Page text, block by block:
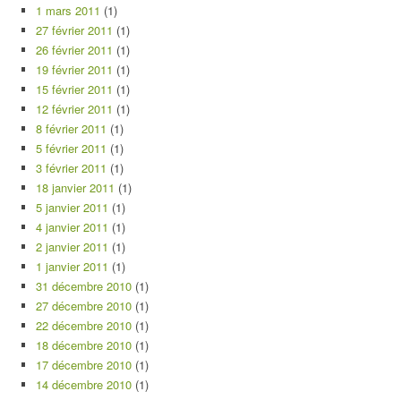
1 mars 2011 (1)
27 février 2011 (1)
26 février 2011 (1)
19 février 2011 (1)
15 février 2011 (1)
12 février 2011 (1)
8 février 2011 (1)
5 février 2011 (1)
3 février 2011 (1)
18 janvier 2011 (1)
5 janvier 2011 (1)
4 janvier 2011 (1)
2 janvier 2011 (1)
1 janvier 2011 (1)
31 décembre 2010 (1)
27 décembre 2010 (1)
22 décembre 2010 (1)
18 décembre 2010 (1)
17 décembre 2010 (1)
14 décembre 2010 (1)